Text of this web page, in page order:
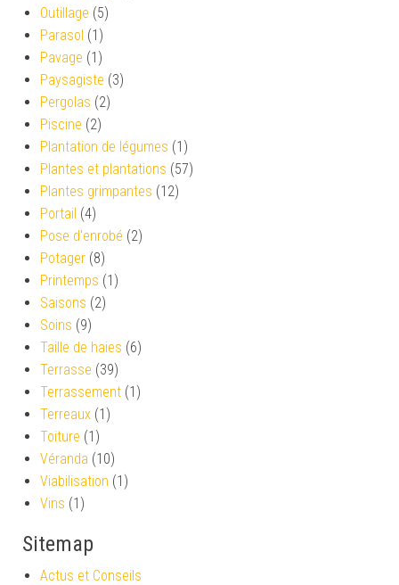
Outillage (5)
Parasol (1)
Pavage (1)
Paysagiste (3)
Pergolas (2)
Piscine (2)
Plantation de légumes (1)
Plantes et plantations (57)
Plantes grimpantes (12)
Portail (4)
Pose d'enrobé (2)
Potager (8)
Printemps (1)
Saisons (2)
Soins (9)
Taille de haies (6)
Terrasse (39)
Terrassement (1)
Terreaux (1)
Toiture (1)
Véranda (10)
Viabilisation (1)
Vins (1)
Sitemap
Actus et Conseils